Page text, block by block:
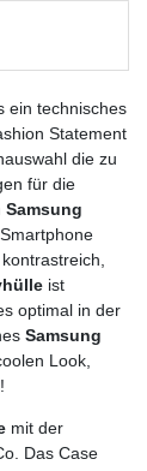
ein technisches
Statement
die zu
für die
Samsung
ist
optimal in der
Samsung
Look,
mit der
Das Case